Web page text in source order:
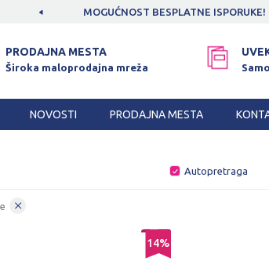
MOGUĆNOST BESPLATNE ISPORUKE!
PRODAJNA MESTA
Široka maloprodajna mreža
NOVOSTI PRODAJNA MESTA
Autopretraga
14%